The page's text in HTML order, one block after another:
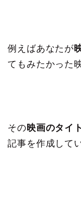
例えばあなたが
てもみたかった
その映画のタイ
記事を作成して